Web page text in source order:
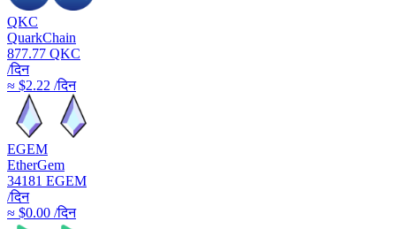
QKC
QuarkChain
877.77 QKC
/दिन
≈ $2.22 /दिन
EGEM
EtherGem
34181 EGEM
/दिन
≈ $0.00 /दिन